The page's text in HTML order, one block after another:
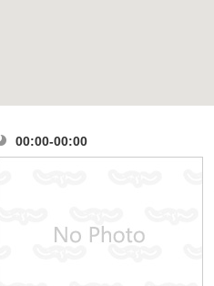
00:00-00:00